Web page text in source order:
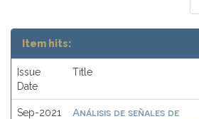
Item hits:
Issue
Date
Title
Sep-2021
Análisis de señales de